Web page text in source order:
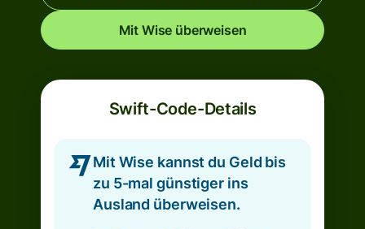
Mit Wise überweisen
Swift-Code-Details
Mit Wise kannst du Geld bis
zu 5-mal günstiger ins
Ausland überweisen.